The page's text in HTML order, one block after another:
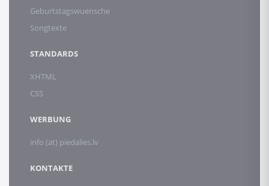
Geburtstagswuensche
Songtexte
STANDARDS
XHTML
CSS
WERBUNG
info (at) piedalies.lv
KONTAKTE